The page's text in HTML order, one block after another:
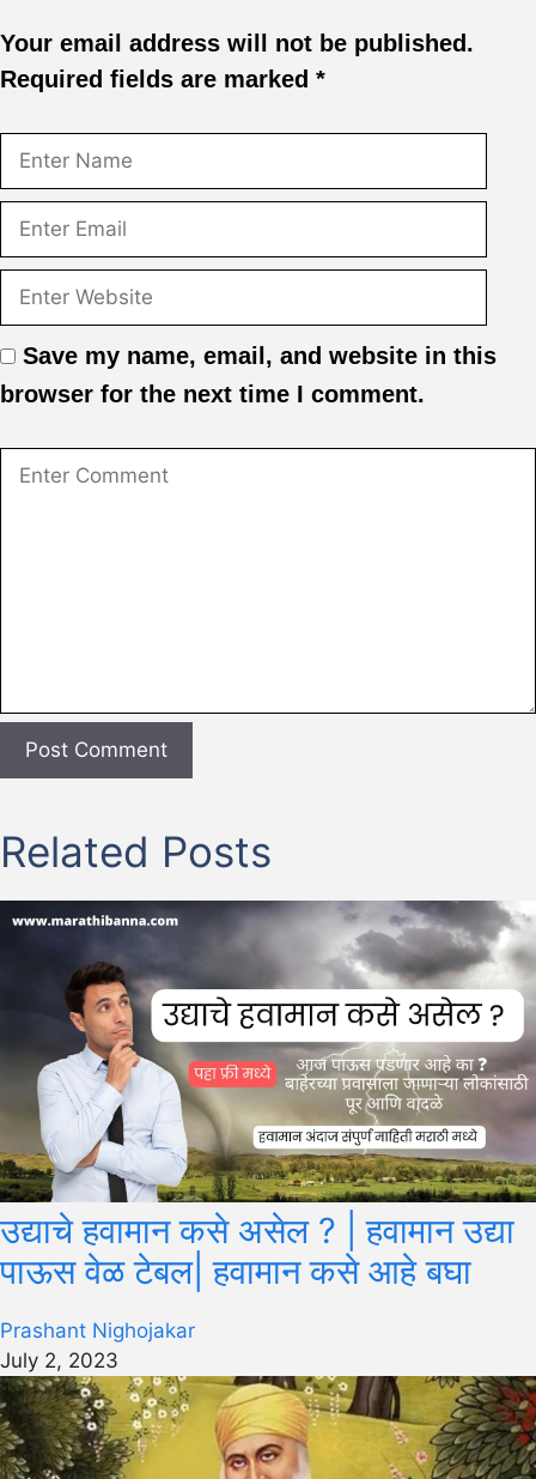
Your email address will not be published.
Required fields are marked *
Save my name, email, and website in this
browser for the next time I comment.
Related Posts
उद्याचे हवामान कसे असेल ? | हवामान उद्या
पाऊस वेळ टेबल| हवामान कसे आहे बघा
Prashant Nighojakar
July 2, 2023